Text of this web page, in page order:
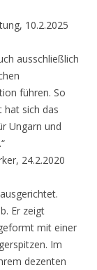
10.2.2025
ausschließlich
führen. So
hat sich das
Ungarn und
24.2.2020
Er zeigt
mit einer
Im
dezenten